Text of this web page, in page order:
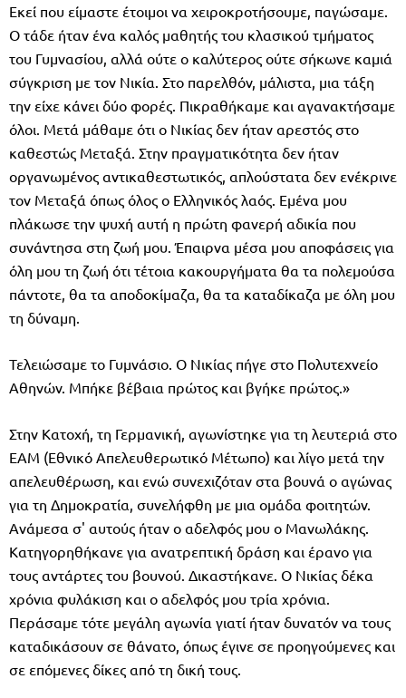
Εκεί που είμαστε έτοιμοι να χειροκροτήσουμε, παγώσαμε.
Ο τάδε ήταν ένα καλός μαθητής του κλασικού τμήματος
του Γυμνασίου, αλλά ούτε ο καλύτερος ούτε σήκωνε καμιά
σύγκριση με τον Νικία. Στο παρελθόν, μάλιστα, μια τάξη
την είχε κάνει δύο φορές. Πικραθήκαμε και αγανακτήσαμε
όλοι. Μετά μάθαμε ότι ο Νικίας δεν ήταν αρεστός στο
καθεστώς Μεταξά. Στην πραγματικότητα δεν ήταν
οργανωμένος αντικαθεστωτικός, απλούστατα δεν ενέκρινε
τον Μεταξά όπως όλος ο Ελληνικός λαός. Εμένα μου
πλάκωσε την ψυχή αυτή η πρώτη φανερή αδικία που
συνάντησα στη ζωή μου. Έπαιρνα μέσα μου αποφάσεις για
όλη μου τη ζωή ότι τέτοια κακουργήματα θα τα πολεμούσα
πάντοτε, θα τα αποδοκίμαζα, θα τα καταδίκαζα με όλη μου
τη δύναμη.
Τελειώσαμε το Γυμνάσιο. Ο Νικίας πήγε στο Πολυτεχνείο
Αθηνών. Μπήκε βέβαια πρώτος και βγήκε πρώτος.»
Στην Κατοχή, τη Γερμανική, αγωνίστηκε για τη λευτεριά στο
ΕΑΜ (Εθνικό Απελευθερωτικό Μέτωπο) και λίγο μετά την
απελευθέρωση, και ενώ συνεχιζόταν στα βουνά ο αγώνας
για τη Δημοκρατία, συνελήφθη με μια ομάδα φοιτητών.
Ανάμεσα σ' αυτούς ήταν ο αδελφός μου ο Μανωλάκης.
Κατηγορηθήκανε για ανατρεπτική δράση και έρανο για
τους αντάρτες του βουνού. Δικαστήκανε. Ο Νικίας δέκα
χρόνια φυλάκιση και ο αδελφός μου τρία χρόνια.
Περάσαμε τότε μεγάλη αγωνία γιατί ήταν δυνατόν να τους
καταδικάσουν σε θάνατο, όπως έγινε σε προηγούμενες και
σε επόμενες δίκες από τη δική τους.